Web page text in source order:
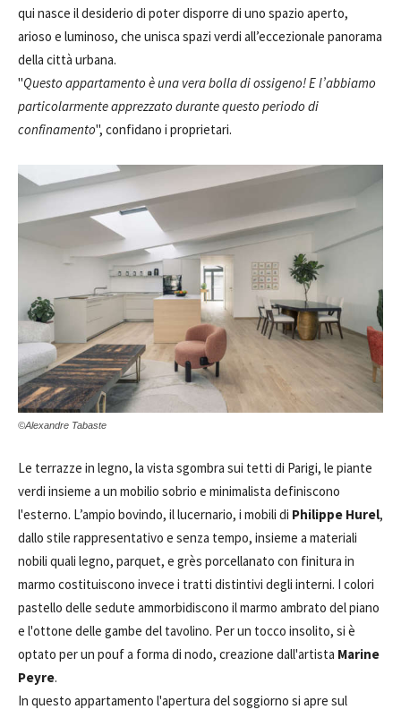
qui nasce il desiderio di poter disporre di uno spazio aperto,
arioso e luminoso, che unisca spazi verdi all’eccezionale panorama
della città urbana.
"Questo appartamento è una vera bolla di ossigeno! E l’abbiamo
particolarmente apprezzato durante questo periodo di
confinamento", confidano i proprietari.
©Alexandre Tabaste
Le terrazze in legno, la vista sgombra sui tetti di Parigi, le piante
verdi insieme a un mobilio sobrio e minimalista definiscono
l'esterno. L’ampio bovindo, il lucernario, i mobili di Philippe Hurel,
dallo stile rappresentativo e senza tempo, insieme a materiali
nobili quali legno, parquet, e grès porcellanato con finitura in
marmo costituiscono invece i tratti distintivi degli interni. I colori
pastello delle sedute ammorbidiscono il marmo ambrato del piano
e l'ottone delle gambe del tavolino. Per un tocco insolito, si è
optato per un pouf a forma di nodo, creazione dall'artista Marine
Peyre.
In questo appartamento l'apertura del soggiorno si apre sul